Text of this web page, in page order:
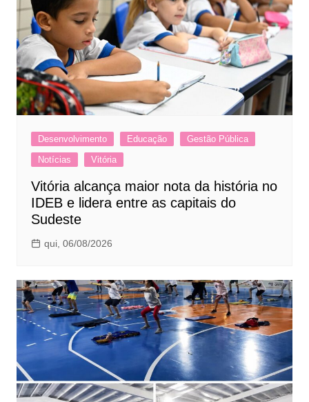
Desenvolvimento Educação
Gestão Pública
Notícias
Vitória
Vitória alcança maior nota da história no
IDEB e lidera entre as capitais do
Sudeste
qui, 06/08/2026